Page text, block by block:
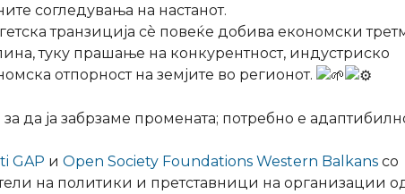
согледувања на настанот.
транзиција сè повеќе добива економски
туку прашање на конкурентност, индустриско
отпорност на земјите во регионот.
да ја забрзаме промената; потребно е
GAP и Open Society Foundations Western Balkans со
на политики и претставници на организации